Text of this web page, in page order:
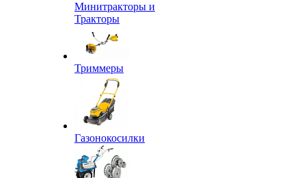
Минитракторы и
Тракторы
Триммеры
Газонокосилки